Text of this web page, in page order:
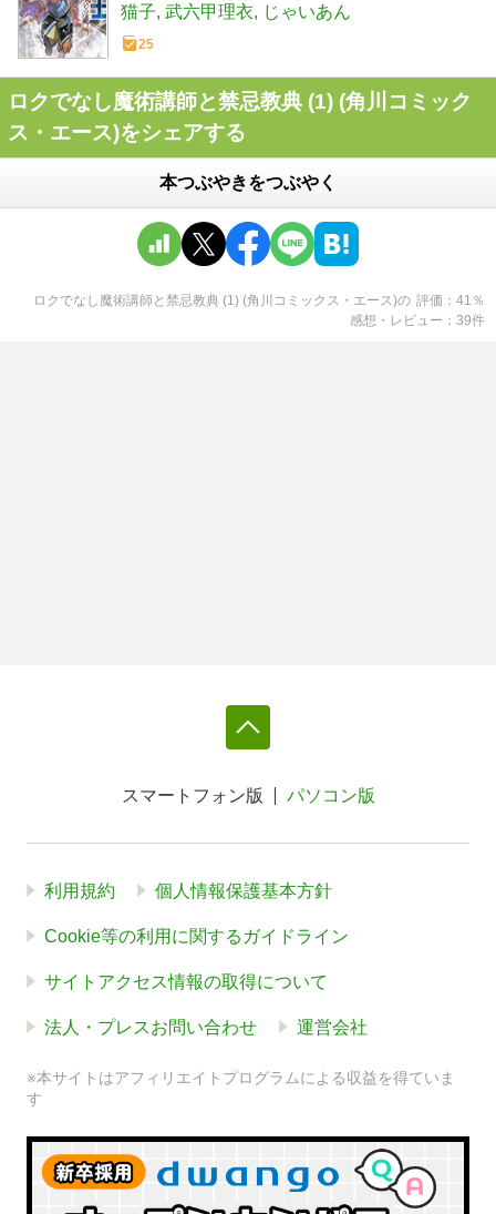
猫子 武六甲理衣 じゃいあん
25
ロクでなし魔術講師と禁忌教典 (1) (角川コミック
ス・エース)をシェアする
本つぶやきをつぶやく
ロクでなし魔術講師と禁忌教典 (1) (角川コミックス・エース)の 評価 41 ％
感想・レビュー
39件
スマートフォン版 パソコン版
利用規約 個人情報保護基本方針
Cookie等の利用に関するガイドライン
サイトアクセス情報の取得について
法人・プレスお問い合わせ 運営会社
※本サイトはアフィリエイトプログラムによる収益を得ていま
す